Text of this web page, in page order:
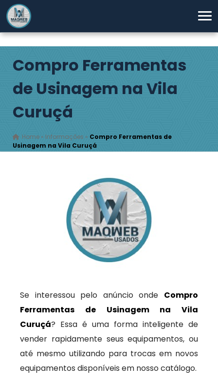
Compro Ferramentas
de Usinagem na Vila
Curuçá
Home » Informações » Compro Ferramentas de
Usinagem na Vila Curuçá
Se interessou pelo anúncio onde Compro
Ferramentas de Usinagem na Vila
Curuçá? Essa é uma forma inteligente de
vender rapidamente seus equipamentos, ou
até mesmo utilizando para trocas em novos
equipamentos disponíveis em nosso catálogo.